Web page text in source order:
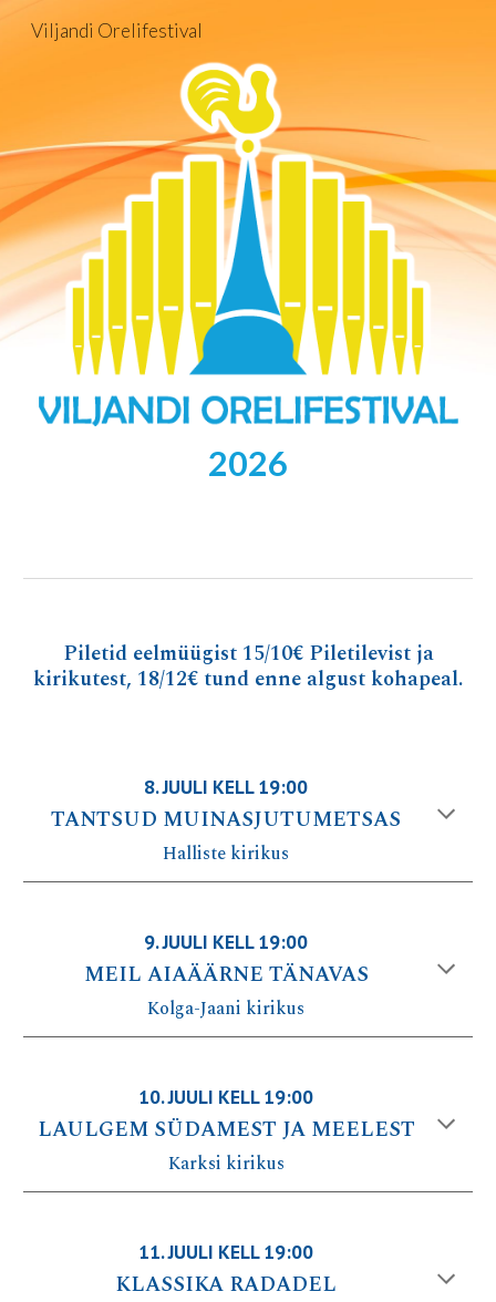
Skip to main content
Viljandi Orelifestival
2026
Piletid eelmüügist 15/10€ Piletilevist ja
kirikutest, 18/12€ tund enne algust kohapeal.
8. JUULI KELL 19:00
TANTSUD MUINASJUTUMETSAS
Halliste kirikus
9. JUULI KELL 19:00
MEIL AIAÄÄRNE TÄNAVAS
Kolga-Jaani kirikus
10. JUULI KELL 19:00
LAULGEM SÜDAMEST JA MEELEST
Karksi kirikus
11. JUULI KELL 19:00
KLASSIKA RADADEL